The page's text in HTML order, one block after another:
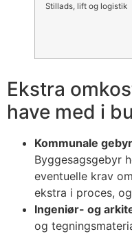
Stillads, lift og logistik
Ekstra
have med i
Kommunale
Byggesagsgebyr
eventuelle krav
ekstra i proces,
Ingeniør- og
og